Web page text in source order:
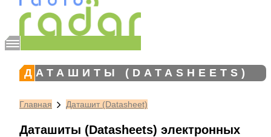
ДАТАШИТЫ (DATASHEETS)
Главная Даташит (Datasheet)
Даташиты (Datasheets) электронных